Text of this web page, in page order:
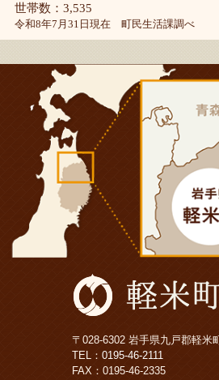
世帯数：3,535
令和8年7月31日現在 町民生活課調べ
〒028-6302 岩手県九戸郡軽米
TEL： 0195-46-2111
FAX：0195-46-2335